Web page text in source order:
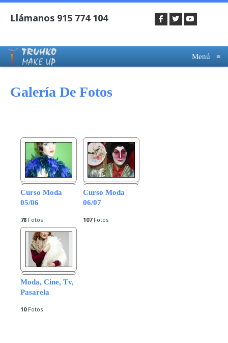
Menú ≡
Galería De Fotos
Curso Moda
05/06
78 Fotos
Curso Moda
06/07
107Fotos
Moda, Cine, Tv,
Pasarela
10Fotos